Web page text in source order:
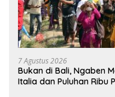
7 Agustus 2026
Bukan di Bali, Ngaben
Italia dan Puluhan Ribu